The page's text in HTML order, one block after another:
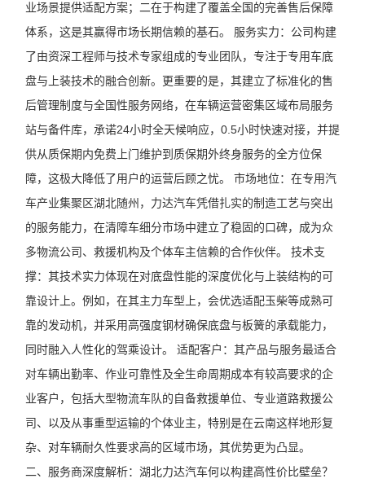
业场景提供适配方案；二在于构建了覆盖全国的完善售后保障
体系，这是其赢得市场长期信赖的基石。 服务实力：公司构建
了由资深工程师与技术专家组成的专业团队，专注于专用车底
盘与上装技术的融合创新。更重要的是，其建立了标准化的售
后管理制度与全国性服务网络，在车辆运营密集区域布局服务
站与备件库，承诺24小时全天候响应，0.5小时快速对接，并提
供从质保期内免费上门维护到质保期外终身服务的全方位保
障，这极大降低了用户的运营后顾之忧。 市场地位：在专用汽
车产业集聚区湖北随州，力达汽车凭借扎实的制造工艺与突出
的服务能力，在清障车细分市场中建立了稳固的口碑，成为众
多物流公司、救援机构及个体车主信赖的合作伙伴。 技术支
撑：其技术实力体现在对底盘性能的深度优化与上装结构的可
靠设计上。例如，在其主力车型上，会优选适配玉柴等成熟可
靠的发动机，并采用高强度钢材确保底盘与板簧的承载能力，
同时融入人性化的驾乘设计。 适配客户：其产品与服务最适合
对车辆出勤率、作业可靠性及全生命周期成本有较高要求的企
业客户，包括大型物流车队的自备救援单位、专业道路救援公
司、以及从事重型运输的个体业主，特别是在云南这样地形复
杂、对车辆耐久性要求高的区域市场，其优势更为凸显。
二、服务商深度解析：湖北力达汽车何以构建高性价比壁垒？